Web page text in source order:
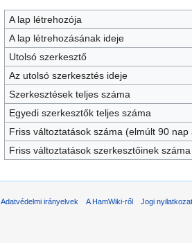
A lap létrehozója
A lap létrehozásának ideje
Utolsó szerkesztő
Az utolsó szerkesztés ideje
Szerkesztések teljes száma
Egyedi szerkesztők teljes száma
Friss változtatások száma (elmúlt 90 nap
Friss változtatások szerkesztőinek száma
Adatvédelmi irányelvek A HamWiki-ről Jogi